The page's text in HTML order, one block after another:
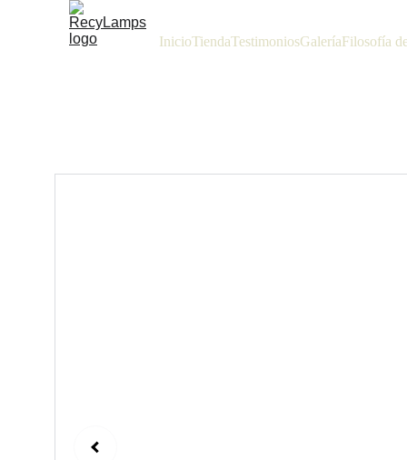
InicioTiendaTestimoniosGaleríaFilosofía